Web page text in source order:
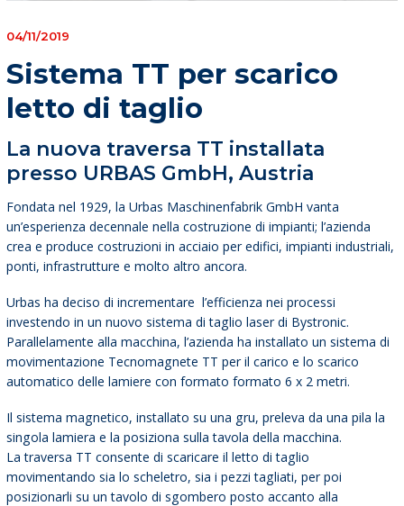
04/11/2019
Sistema TT per scarico
letto di taglio
La nuova traversa TT installata
presso URBAS GmbH, Austria
Fondata nel 1929, la Urbas Maschinenfabrik GmbH vanta
un’esperienza decennale nella costruzione di impianti; l’azienda
crea e produce costruzioni in acciaio per edifici, impianti industriali,
ponti, infrastrutture e molto altro ancora.
Urbas ha deciso di incrementare l’efficienza nei processi
investendo in un nuovo sistema di taglio laser di Bystronic.
Parallelamente alla macchina, l’azienda ha installato un sistema di
movimentazione Tecnomagnete TT per il carico e lo scarico
automatico delle lamiere con formato formato 6 x 2 metri.
Il sistema magnetico, installato su una gru, preleva da una pila la
singola lamiera e la posiziona sulla tavola della macchina.
La traversa TT consente di scaricare il letto di taglio
movimentando sia lo scheletro, sia i pezzi tagliati, per poi
posizionarli su un tavolo di sgombero posto accanto alla